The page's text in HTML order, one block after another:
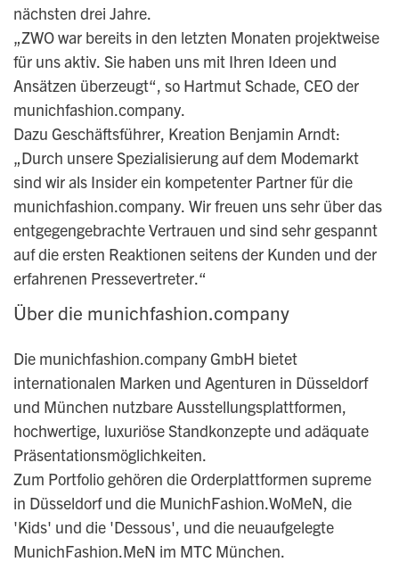
nächsten drei Jahre.
„ZWO war bereits in den letzten Monaten projektweise
für uns aktiv. Sie haben uns mit Ihren Ideen und
Ansätzen überzeugt“, so Hartmut Schade, CEO der
munichfashion.company.
Dazu Geschäftsführer, Kreation Benjamin Arndt:
„Durch unsere Spezialisierung auf dem Modemarkt
sind wir als Insider ein kompetenter Partner für die
munichfashion.company. Wir freuen uns sehr über das
entgegengebrachte Vertrauen und sind sehr gespannt
auf die ersten Reaktionen seitens der Kunden und der
erfahrenen Pressevertreter.“
Über die munichfashion.company
Die munichfashion.company GmbH bietet
internationalen Marken und Agenturen in Düsseldorf
und München nutzbare Ausstellungsplattformen,
hochwertige, luxuriöse Standkonzepte und adäquate
Präsentationsmöglichkeiten.
Zum Portfolio gehören die Orderplattformen supreme
in Düsseldorf und die MunichFashion.WoMeN, die
'Kids' und die 'Dessous', und die neuaufgelegte
MunichFashion.MeN im MTC München.